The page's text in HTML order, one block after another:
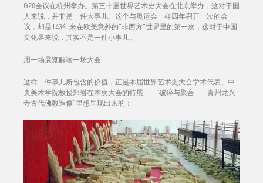
G20会议在杭州举办。第三十届世界艺术史大会在北京举办，这对于国
人来说，并非是一件大事儿。这个与奥运会一样四年召开一次的会
议，却是143年来在欧美意外的“非西方”世界里的第一次，这对于中国
文化界来说，其实不是一件小事儿。
用一场展览解读一场大会
这样一件事儿所包含的价值，正是本届世界艺术史大会学术代表、中
央美术学院教授郑岩在本次大会的特展——“破碎与聚合——青州龙兴
寺古代佛教造像”里想呈现出来的：